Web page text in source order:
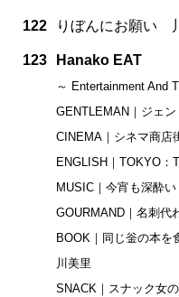
122 りぼんにお願い
123 Hanako EAT
～ Entertainment And
GENTLEMAN｜ジェ
CINEMA｜シネマ商
ENGLISH｜TOKYO
MUSIC｜今宵も深酔
GOURMAND｜名刺
BOOK｜同じ釡の本
川美里
SNACK｜スナック女